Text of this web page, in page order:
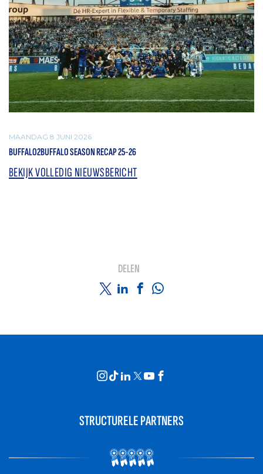
MAANDAG 8 JUNI 2026
BUFFALO2BUFFALO SEASON RECAP 25-26
BEKIJK VOLLEDIG NIEUWSBERICHT
DELEN
STRUCTURELE PARTNERS